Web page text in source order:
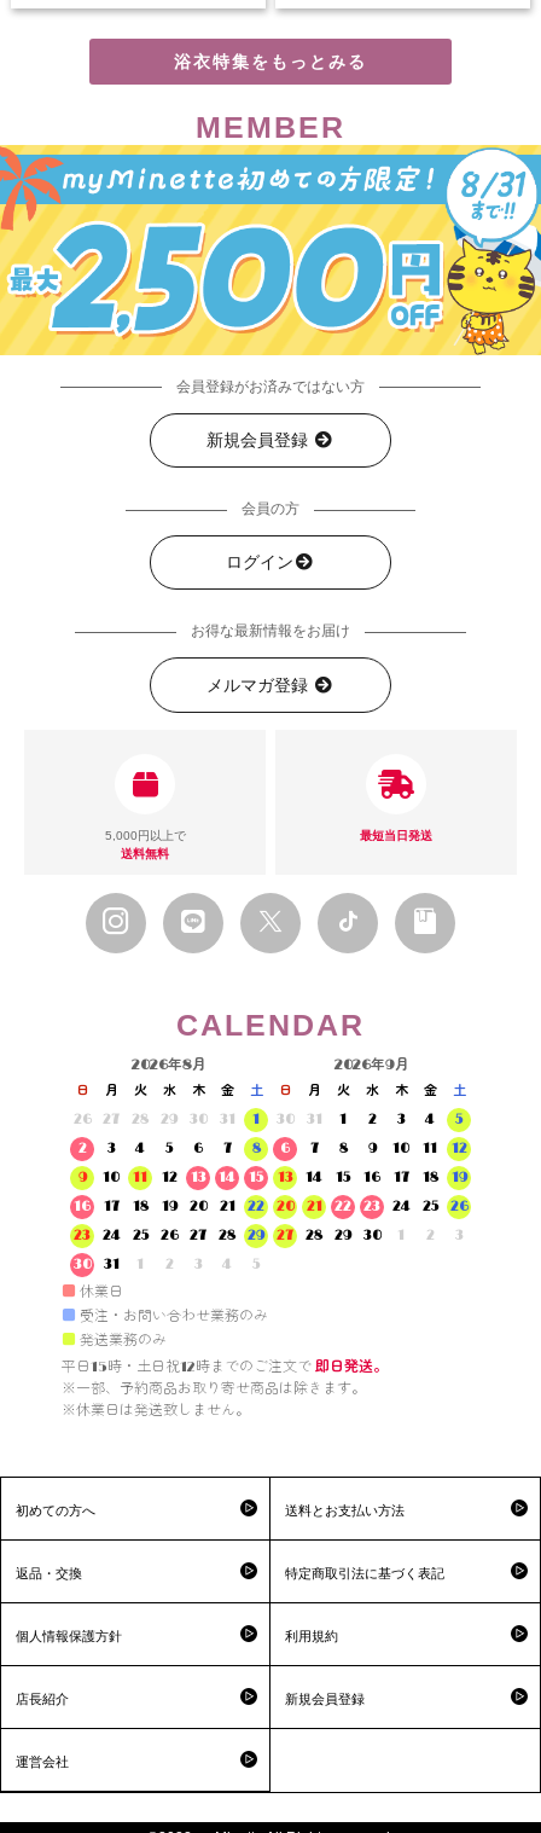
浴衣特集をもっとみる
MEMBER
会員登録がお済みではない方
新規会員登録
会員の方
ログイン
お得な最新情報をお届け
メルマガ登録
5,000円以上で
送料無料
最短当日発送
CALENDAR
2026年8月
日 月 火 水 木 金
土
26
27 28 29 30 31
1
2
3 4 5 6 7
8
9
10 11 12 13 14
15
16
17 18 19 20 21
22
23
24 25 26 27 28
29
30
31 1 2 3 4 5
2026年9月
日 月 火 水 木 金
土
30
31 1 2 3 4
5
6
7 8 9 10 11
12
13
14 15 16 17 18
19
20
21 22 23 24 25
26
27
28 29 30 1 2 3
■ 休業日
■ 受注・お問い合わせ業務のみ
■ 発送業務のみ
平日15時・土日祝12時までのご注文で 即日発送。
※一部、予約商品お取り寄せ商品は除きます。
※休業日は発送致しません。
初めての方へ 送料とお支払い方法
返品・交換 特定商取引法に基づく表記
個人情報保護方針 利用規約
店長紹介 新規会員登録
運営会社